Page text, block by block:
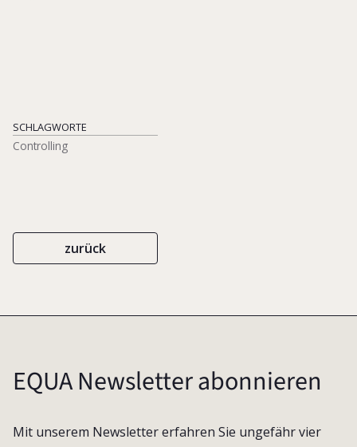
SCHLAGWORTE
Controlling
zurück
EQUA Newsletter abonnieren
Mit unserem Newsletter erfahren Sie ungefähr vier